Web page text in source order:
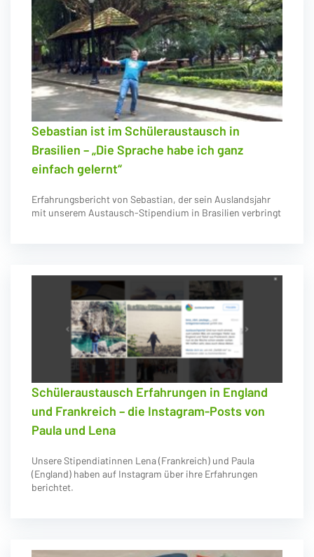
Sebastian ist im Schüleraustausch in
Brasilien – „Die Sprache habe ich ganz
einfach gelernt“
Erfahrungsbericht von Sebastian, der sein Auslandsjahr
mit unserem Austausch-Stipendium in Brasilien verbringt
Schüleraustausch Erfahrungen in England
und Frankreich – die Instagram-Posts von
Paula und Lena
Unsere Stipendiatinnen Lena (Frankreich) und Paula
(England) haben auf Instagram über ihre Erfahrungen
berichtet.